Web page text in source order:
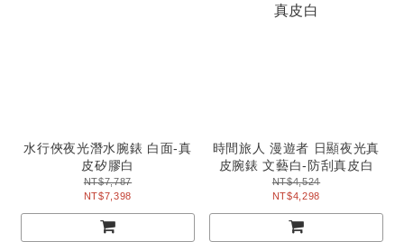
水行俠夜光潛水腕錶 白面-真
皮矽膠白
NT$7,787
NT$7,398
時間旅人 漫遊者 日顯夜光真
皮腕錶 文藝白-防刮真皮白
NT$4,524
NT$4,298